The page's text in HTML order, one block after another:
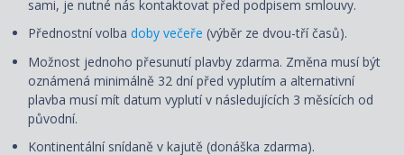
sami, je nutné nás kontaktovat před podpisem smlouvy.
Přednostní volba doby večeře (výběr ze dvou-tří časů).
Možnost jednoho přesunutí plavby zdarma. Změna musí být
oznámená minimálně 32 dní před vyplutím a alternativní
plavba musí mít datum vyplutí v následujících 3 měsících od
původní.
Kontinentální snídaně v kajutě (donáška zdarma).